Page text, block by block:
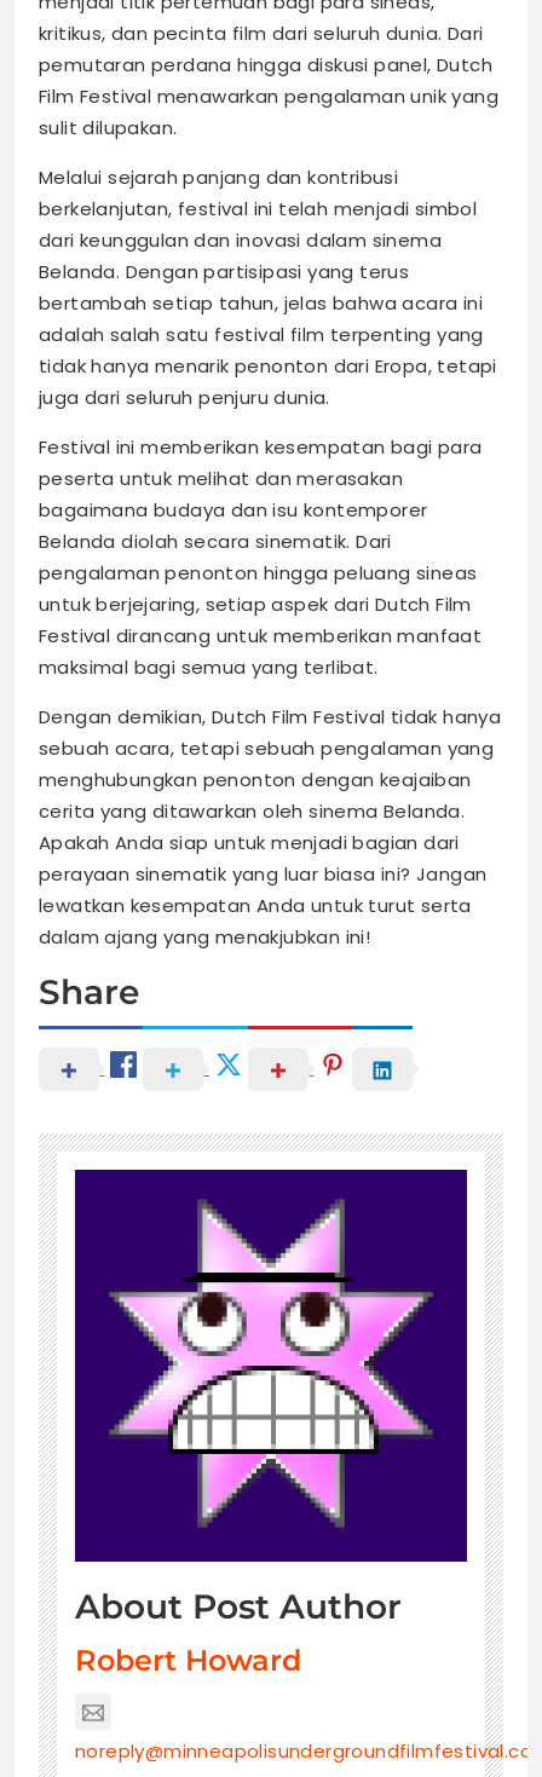
kritikus, dan pecinta film dari seluruh dunia. Dari
pemutaran perdana hingga diskusi panel, Dutch
Film Festival menawarkan pengalaman unik yang
sulit dilupakan.
Melalui sejarah panjang dan kontribusi
berkelanjutan, festival ini telah menjadi simbol
dari keunggulan dan inovasi dalam sinema
Belanda. Dengan partisipasi yang terus
bertambah setiap tahun, jelas bahwa acara ini
adalah salah satu festival film terpenting yang
tidak hanya menarik penonton dari Eropa, tetapi
juga dari seluruh penjuru dunia.
Festival ini memberikan kesempatan bagi para
peserta untuk melihat dan merasakan
bagaimana budaya dan isu kontemporer
Belanda diolah secara sinematik. Dari
pengalaman penonton hingga peluang sineas
untuk berjejaring, setiap aspek dari Dutch Film
Festival dirancang untuk memberikan manfaat
maksimal bagi semua yang terlibat.
Dengan demikian, Dutch Film Festival tidak hanya
sebuah acara, tetapi sebuah pengalaman yang
menghubungkan penonton dengan keajaiban
cerita yang ditawarkan oleh sinema Belanda.
Apakah Anda siap untuk menjadi bagian dari
perayaan sinematik yang luar biasa ini? Jangan
lewatkan kesempatan Anda untuk turut serta
dalam ajang yang menakjubkan ini!
Share
About Post Author
Robert Howard